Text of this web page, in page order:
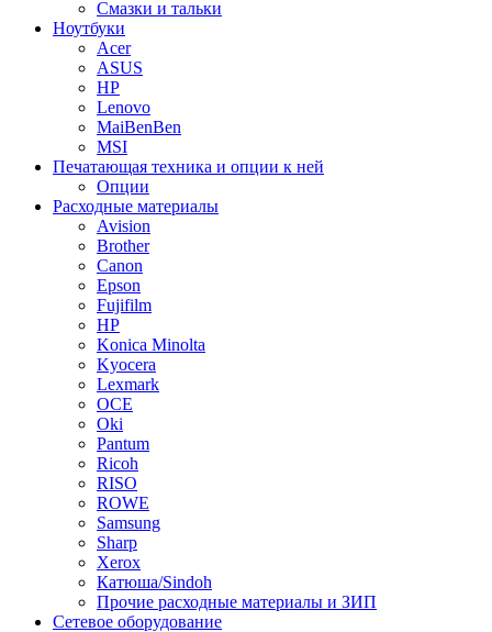
Смазки и тальки
Ноутбуки
Acer
ASUS
HP
Lenovo
MaiBenBen
MSI
Печатающая техника и опции к ней
Опции
Расходные материалы
Avision
Brother
Canon
Epson
Fujifilm
HP
Konica Minolta
Kyocera
Lexmark
OCE
Oki
Pantum
Ricoh
RISO
ROWE
Samsung
Sharp
Xerox
Катюша/Sindoh
Прочие расходные материалы и ЗИП
Сетевое оборудование